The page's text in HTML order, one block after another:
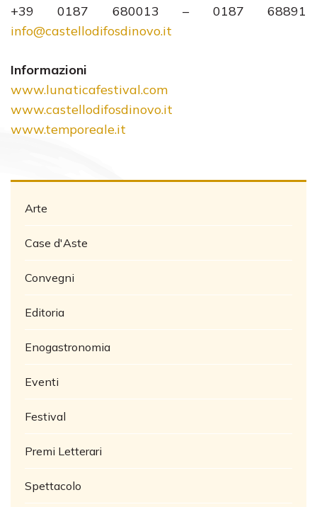
+39 0187 680013 – 0187 68891
info@castellodifosdinovo.it
Informazioni
www.lunaticafestival.com
www.castellodifosdinovo.it
www.temporeale.it
Arte
Case d'Aste
Convegni
Editoria
Enogastronomia
Eventi
Festival
Premi Letterari
Spettacolo